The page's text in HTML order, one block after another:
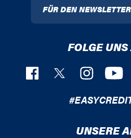
FÜR DEN
FOLGE
UNSERE